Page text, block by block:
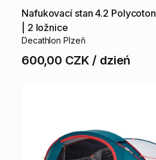
Nafukovací stan 4.2 Polycoton
2 ložnice
Decathlon Plzeň
600,00 CZK / dzień